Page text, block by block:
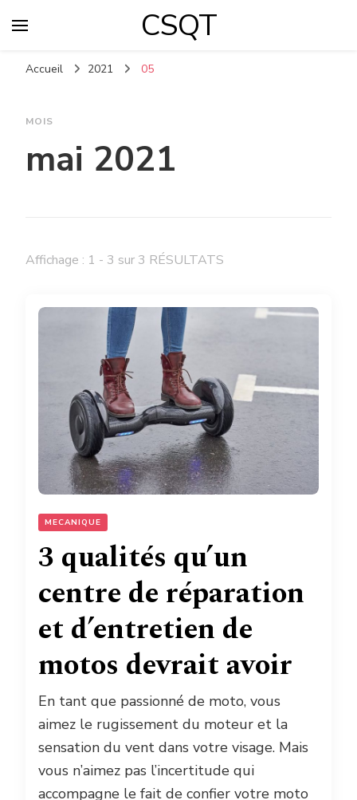
CSQT
Accueil 2021 05
MOIS
mai 2021
Affichage : 1 - 3 sur 3 RÉSULTATS
MECANIQUE
3 qualités qu’un
centre de réparation
et d’entretien de
motos devrait avoir
En tant que passionné de moto, vous
aimez le rugissement du moteur et la
sensation du vent dans votre visage. Mais
vous n’aimez pas l’incertitude qui
accompagne le fait de confier votre moto